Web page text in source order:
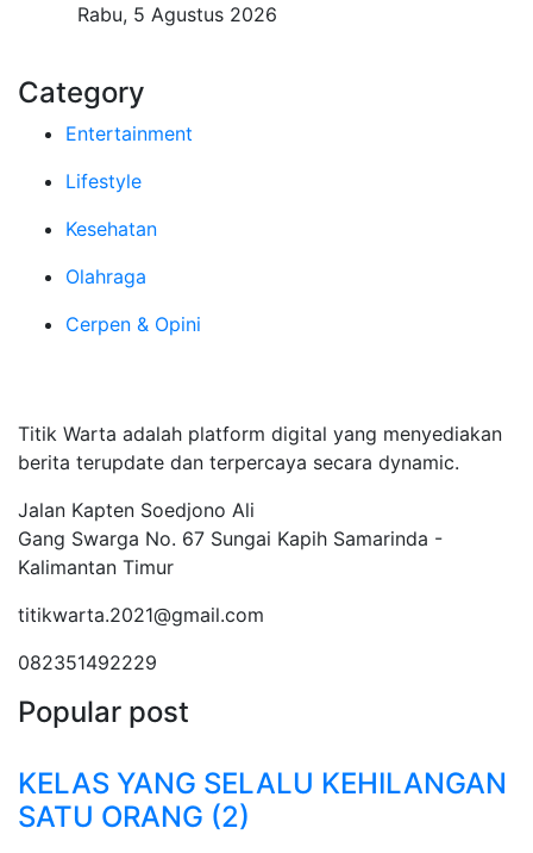
Rabu, 5 Agustus 2026
Category
Entertainment
Lifestyle
Kesehatan
Olahraga
Cerpen & Opini
Titik Warta adalah platform digital yang menyediakan
berita terupdate dan terpercaya secara dynamic.
Jalan Kapten Soedjono Ali
Gang Swarga No. 67 Sungai Kapih Samarinda -
Kalimantan Timur
titikwarta.2021@gmail.com
082351492229
Popular post
KELAS YANG SELALU KEHILANGAN
SATU ORANG (2)